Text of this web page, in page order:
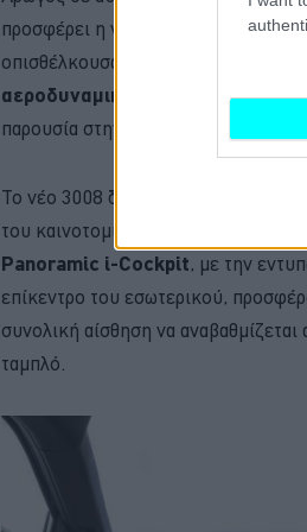
προσφέρει η νέα πλατφόρμα είναι
οπισθέλκουσας μόλις 0,28 Cx, η
αεροδυναμική και την
παρουσία στην κατηγορία.
Το νέο 3008 δεν εντυπωσιάζει μόνο
του καινοτομίες και την premium
Panoramic i-Cockpit, με την
επίκεντρο του εσωτερικού,
συνολική αίσθηση να
ταμπλό.